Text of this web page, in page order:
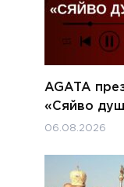
AGATA
«Сяйво
06.08.2026